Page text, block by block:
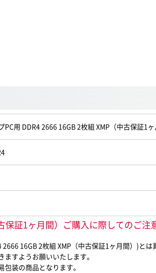
PC用 DDR4 2666 16GB 2枚組 XMP（中古保証1
保証1ヶ月間）ご購入に際してのご注
16GB 2枚組 XMP（中古保証1ヶ月間）)と
すようお願いいたします。
装の商品となります。